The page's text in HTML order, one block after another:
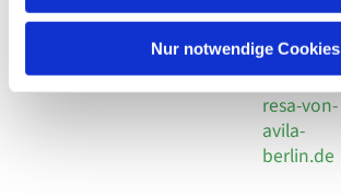
Nur notwendige Cookies
Behaimstr. 39
18
E-Mail
info@the
resa-von-
avila-
berlin.de